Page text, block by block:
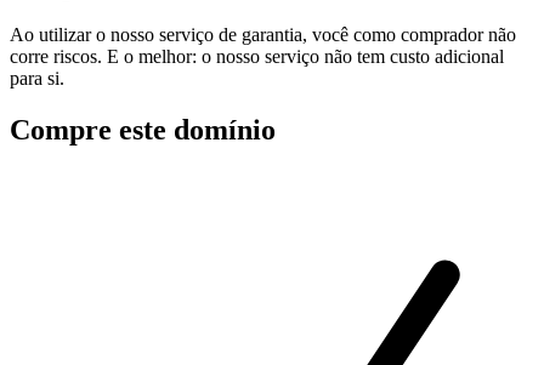
Ao utilizar o nosso serviço de garantia, você como comprador não
corre riscos. E o melhor: o nosso serviço não tem custo adicional
para si.
Compre este domínio